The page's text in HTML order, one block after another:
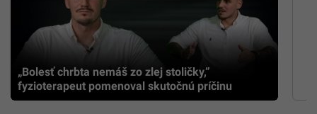
„Bolesť chrbta nemáš zo zlej stoličky,”
fyzioterapeut pomenoval skutočnú príčinu